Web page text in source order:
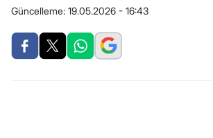
Güncelleme: 19.05.2026 - 16:43